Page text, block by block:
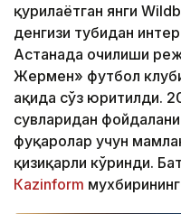
қурилаётган янги
денгизи тубидан
Астанада очилиши
Жермен» футбол
ҳақида сўз юритилди.
сувларидан
фуқаролар учун
қизиқарли кўринди.
Кazinform